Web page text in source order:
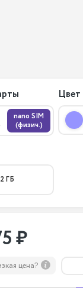
nano SIM
(физич.)
Цвет
ГБ
₽
цена?